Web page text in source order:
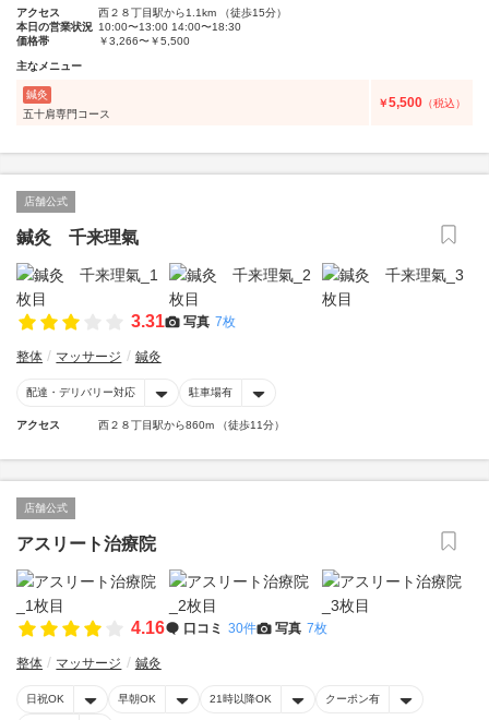
アクセス
西２８丁目駅から1.1km （徒歩15分）
本日の営業状況 10:00〜13:00 14:00〜18:30
価格帯
￥3,266〜￥5,500
主なメニュー
鍼灸
五十肩専門コース
￥5,500 （税込）
店舗公式
鍼灸 千来理氣
3.31 写真 7枚
整体 マッサージ 鍼灸
配達・デリバリー対応 駐車場有
アクセス 西２８丁目駅から860m （徒歩11分）
店舗公式
アスリート治療院
4.16 口コミ 30件 写真 7枚
整体 マッサージ 鍼灸
日祝OK 早朝OK 21時以降OK クーポン有